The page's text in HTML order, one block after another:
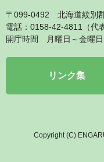
〒099‐0492 北海道紋別
電話：0158‐42‐4811（代
開庁時間 月曜日～金曜
リンク集
Copyright (C)